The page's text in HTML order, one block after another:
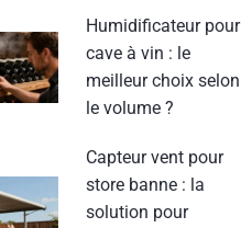
Humidificateur pour
cave à vin : le
meilleur choix selon
le volume ?
Capteur vent pour
store banne : la
solution pour